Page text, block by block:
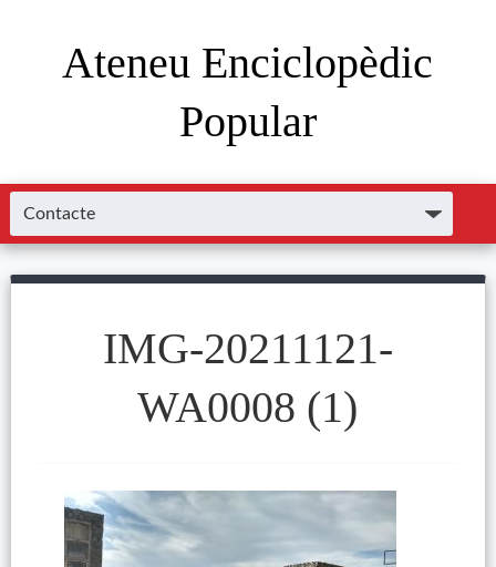
Ateneu Enciclopèdic
Popular
IMG-20211121-
WA0008 (1)